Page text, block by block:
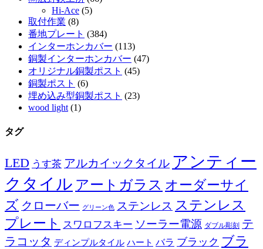
Hi-Ace (5)
取付作業 (8)
番地プレート (384)
インターホンカバー (113)
銅製インターホンカバー (47)
オリジナル銅製ポスト (45)
銅製ポスト (6)
埋め込み型銅製ポスト (23)
wood light (1)
タグ
LED うす茶 アルカイックタイル アンティー
クタイル アートガラス オーダーサイ
ズ クローバー グリーン色 ステンレス ステンレス
プレート スワロフスキー ソーラー電源 ダブル彫刻 テ
ラコッタ ディンプルタイル ハート バラ ブラック ブラ